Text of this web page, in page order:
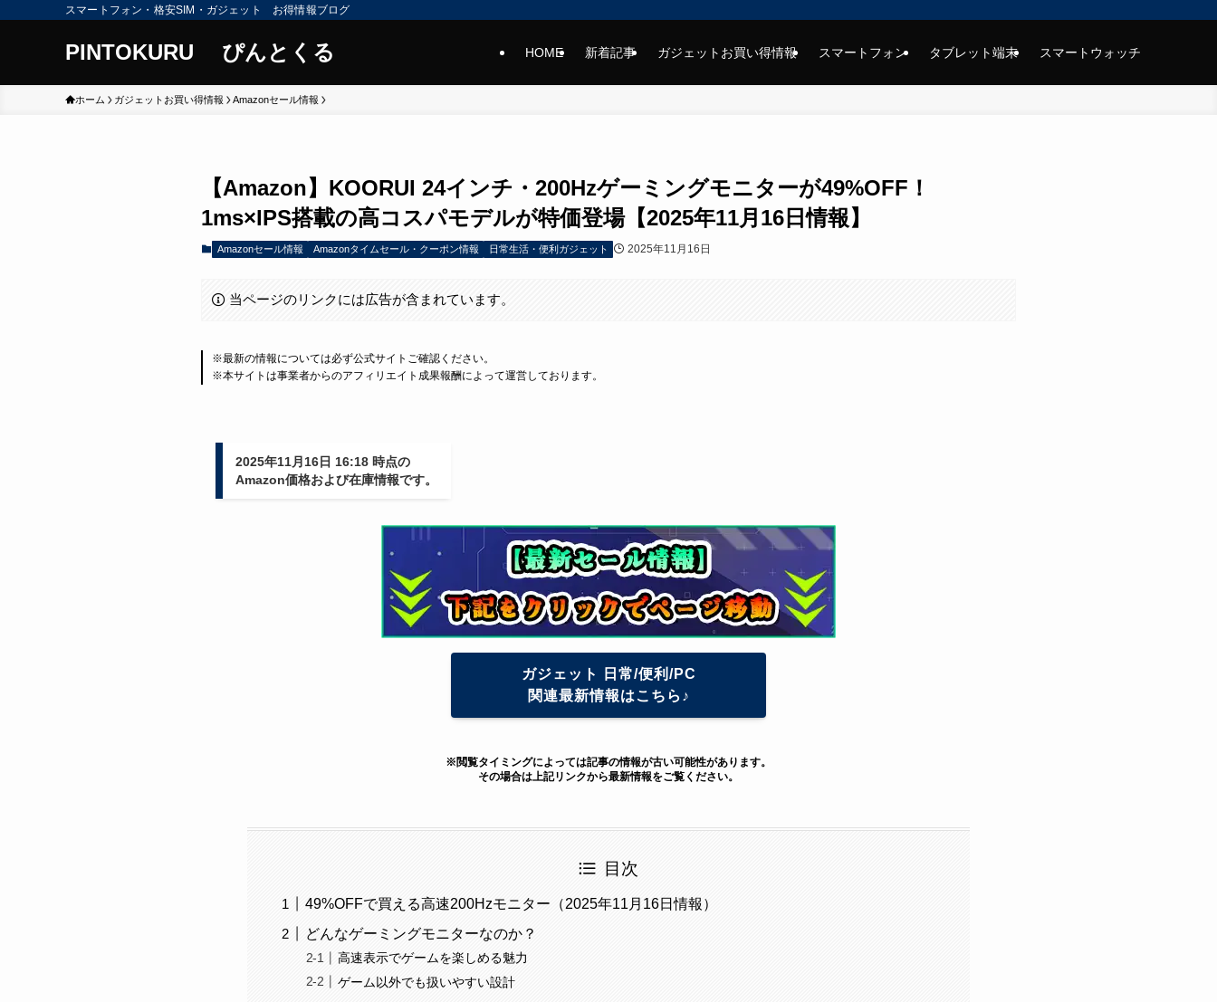
スマートフォン・格安SIM・ガジェット お得情報ブログ
PINTOKURU ぴんとくる HOME 新着記事 ガジェットお買い得情報 スマートフォン タブレット端末 スマートウォッチ
ホーム ガジェットお買い得情報 Amazonセール情報
【Amazon】KOORUI 24インチ・200Hzゲーミングモニターが49%OFF！
1ms×IPS搭載の高コスパモデルが特価登場【2025年11月16日情報】
Amazonセール情報 Amazonタイムセール・クーポン情報 日常生活・便利ガジェット 2025年11月16日
当ページのリンクには広告が含まれています。
※最新の情報については必ず公式サイトご確認ください。
※本サイトは事業者からのアフィリエイト成果報酬によって運営しております。
2025年11月16日 16:18 時点の
Amazon価格および在庫情報です。
ガジェット 日常/便利/PC
関連最新情報はこちら♪
※閲覧タイミングによっては記事の情報が古い可能性があります。
その場合は上記リンクから最新情報をご覧ください。
目次
49%OFFで買える高速200Hzモニター（2025年11月16日情報）
どんなゲーミングモニターなのか？
高速表示でゲームを楽しめる魅力
ゲーム以外でも扱いやすい設計